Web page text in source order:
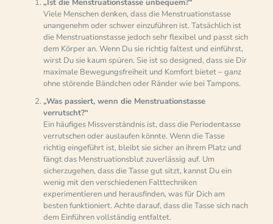
„Ist die Menstruationstasse unbequem?“
Viele Menschen denken, dass die Menstruationstasse
unangenehm oder schwer einzuführen ist. Tatsächlich ist
die Menstruationstasse jedoch sehr flexibel und passt sich
dem Körper an. Wenn Du sie richtig faltest und einführst,
wirst Du sie kaum spüren. Sie ist so designed, dass sie Dir
maximale Bewegungsfreiheit und Komfort bietet – ganz
ohne störende Bändchen oder Ränder wie bei Tampons.
„Was passiert, wenn die Menstruationstasse
verrutscht?“
Ein häufiges Missverständnis ist, dass die Periodentasse
verrutschen oder auslaufen könnte. Wenn die Tasse
richtig eingeführt ist, bleibt sie sicher an ihrem Platz und
fängt das Menstruationsblut zuverlässig auf. Um
sicherzugehen, dass die Tasse gut sitzt, kannst Du ein
wenig mit den verschiedenen Falttechniken
experimentieren und herausfinden, was für Dich am
besten funktioniert. Achte darauf, dass die Tasse sich nach
dem Einführen vollständig entfaltet.